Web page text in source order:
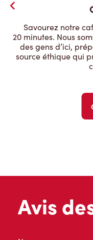
Savourez notre
20 minutes. Nous
des gens d’ici,
source éthique qui
Avis